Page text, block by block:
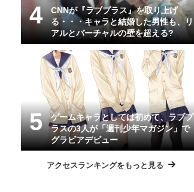
CNNが『ラブプラス』を取り上げ
る・・・キャラと結婚した男性も、リ
アルとバーチャルの壁を超える?
ゲームキャラとしては初めて、ラブプ
ラスの3人が「週刊少年マガジン」で
グラビアデビュー
アクセスランキングをもっと見る